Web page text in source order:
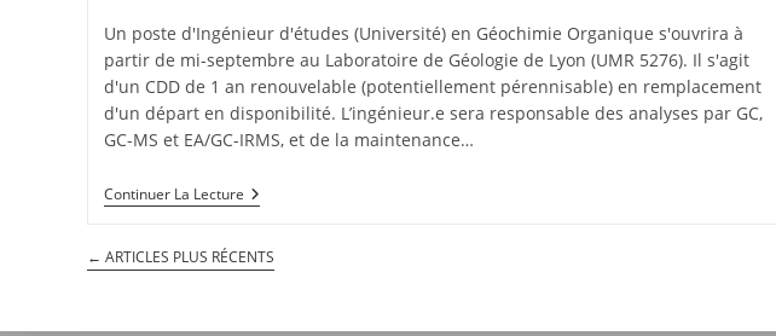
Un poste d'Ingénieur d'études (Université) en Géochimie Organique s'ouvrira à
partir de mi-septembre au Laboratoire de Géologie de Lyon (UMR 5276). Il s'agit
d'un CDD de 1 an renouvelable (potentiellement pérennisable) en remplacement
d'un départ en disponibilité. L’ingénieur.e sera responsable des analyses par GC,
GC-MS et EA/GC-IRMS, et de la maintenance…
Continuer La Lecture
← ARTICLES PLUS RÉCENTS